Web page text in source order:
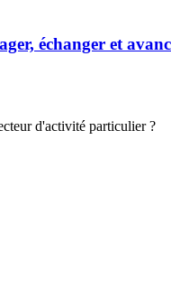
échanger et
d'activité particulier ?